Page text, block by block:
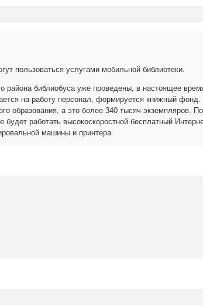
пользоваться услугами мобильной библиотеки.
района библиобуса уже проведены, в настоящее
на работу персонал, формируется книжный
образования, а это более 340 тысяч экземпляров.
будет работать высокоскоростной бесплатный
машины и принтера.